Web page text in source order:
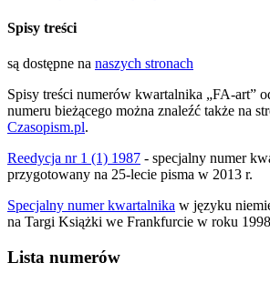
Spisy treści
są dostępne na naszych stronach
Spisy treści numerów kwartalnika „FA-art”
numeru bieżącego można znaleźć także na
Czasopism.pl.
Reedycja nr 1 (1) 1987 - specjalny numer
przygotowany na 25-lecie pisma w 2013 r.
Specjalny numer kwartalnika w języku
na Targi Książki we Frankfurcie w roku
Lista numerów